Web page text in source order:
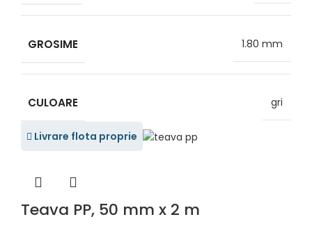
GROSIME 1.80 mm
CULOARE gri
Livrare flota proprie
Teava PP, 50 mm x 2 m